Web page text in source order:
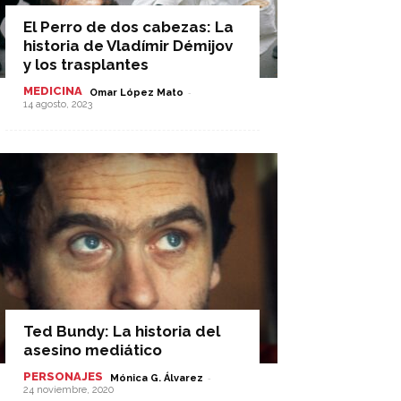
El Perro de dos cabezas: La
historia de Vladímir Démijov
y los trasplantes
MEDICINA Omar López Mato -
14 agosto, 2023
Ted Bundy: La historia del
asesino mediático
PERSONAJES Mónica G. Álvarez -
24 noviembre, 2020